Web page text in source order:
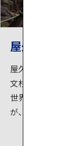
屋久島の奥深
屋久島の奥深くま
文杉。
世界自然遺産の代
が、屋久島でしか